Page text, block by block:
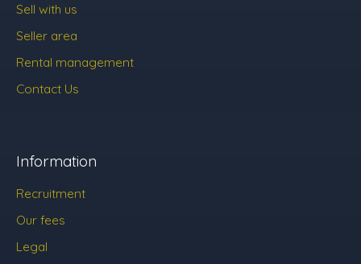
Sell with us
Seller area
Rental management
Contact Us
Information
Recruitment
Our fees
Legal